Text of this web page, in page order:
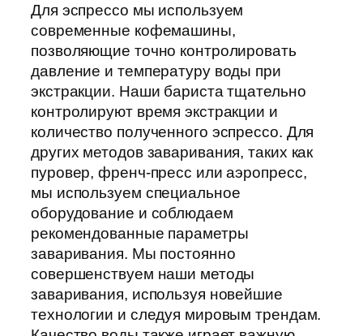
Для эспрессо мы используем
современные кофемашины,
позволяющие точно контролировать
давление и температуру воды при
экстракции. Наши бариста тщательно
контролируют время экстракции и
количество полученного эспрессо. Для
других методов заваривания, таких как
пуровер, френч-пресс или аэропресс,
мы используем специальное
оборудование и соблюдаем
рекомендованные параметры
заваривания. Мы постоянно
совершенствуем наши методы
заваривания, используя новейшие
технологии и следуя мировым трендам.